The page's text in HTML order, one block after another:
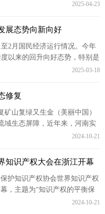
2025-04-23
展态势向新向好
2月国民经济运行情况。今年
以来的回升向好态势，特别是
2025-03-18
修复
山复绿又生金（美丽中国）
态屏障，近年来，河南实
2024-10-21
知识产权大会在浙江开幕
护知识产权协会世界知识产权
，主题为“知识产权的平衡保
贸促会、国际保护知识产权协
2024-10-21